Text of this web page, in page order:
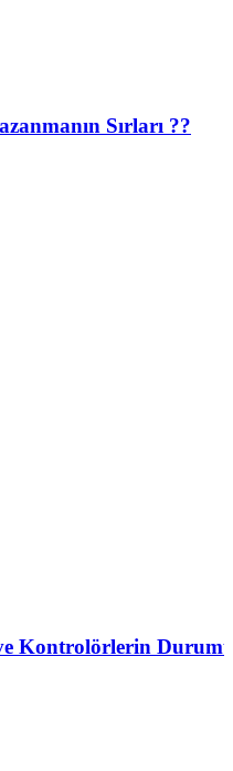
Sırları ??
Kontrolörlerin